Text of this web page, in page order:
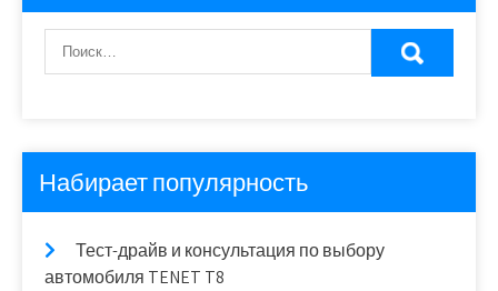
Набирает популярность
Тест-драйв и консультация по выбору
автомобиля TENET T8